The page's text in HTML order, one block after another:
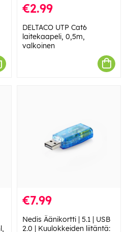
€2.99
DELTACO UTP Cat6
laitekaapeli, 0,5m,
valkoinen
€7.99
Nedis Äänikortti | 5.1 | USB
2.0 | Kuulokkeiden liitäntä: